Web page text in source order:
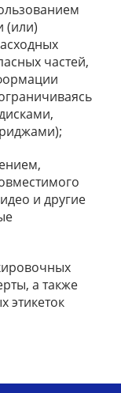
(или)
частей,
и другие
а также
этикеток